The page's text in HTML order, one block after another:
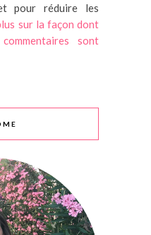
pour réduire les
sur la façon dont
sont